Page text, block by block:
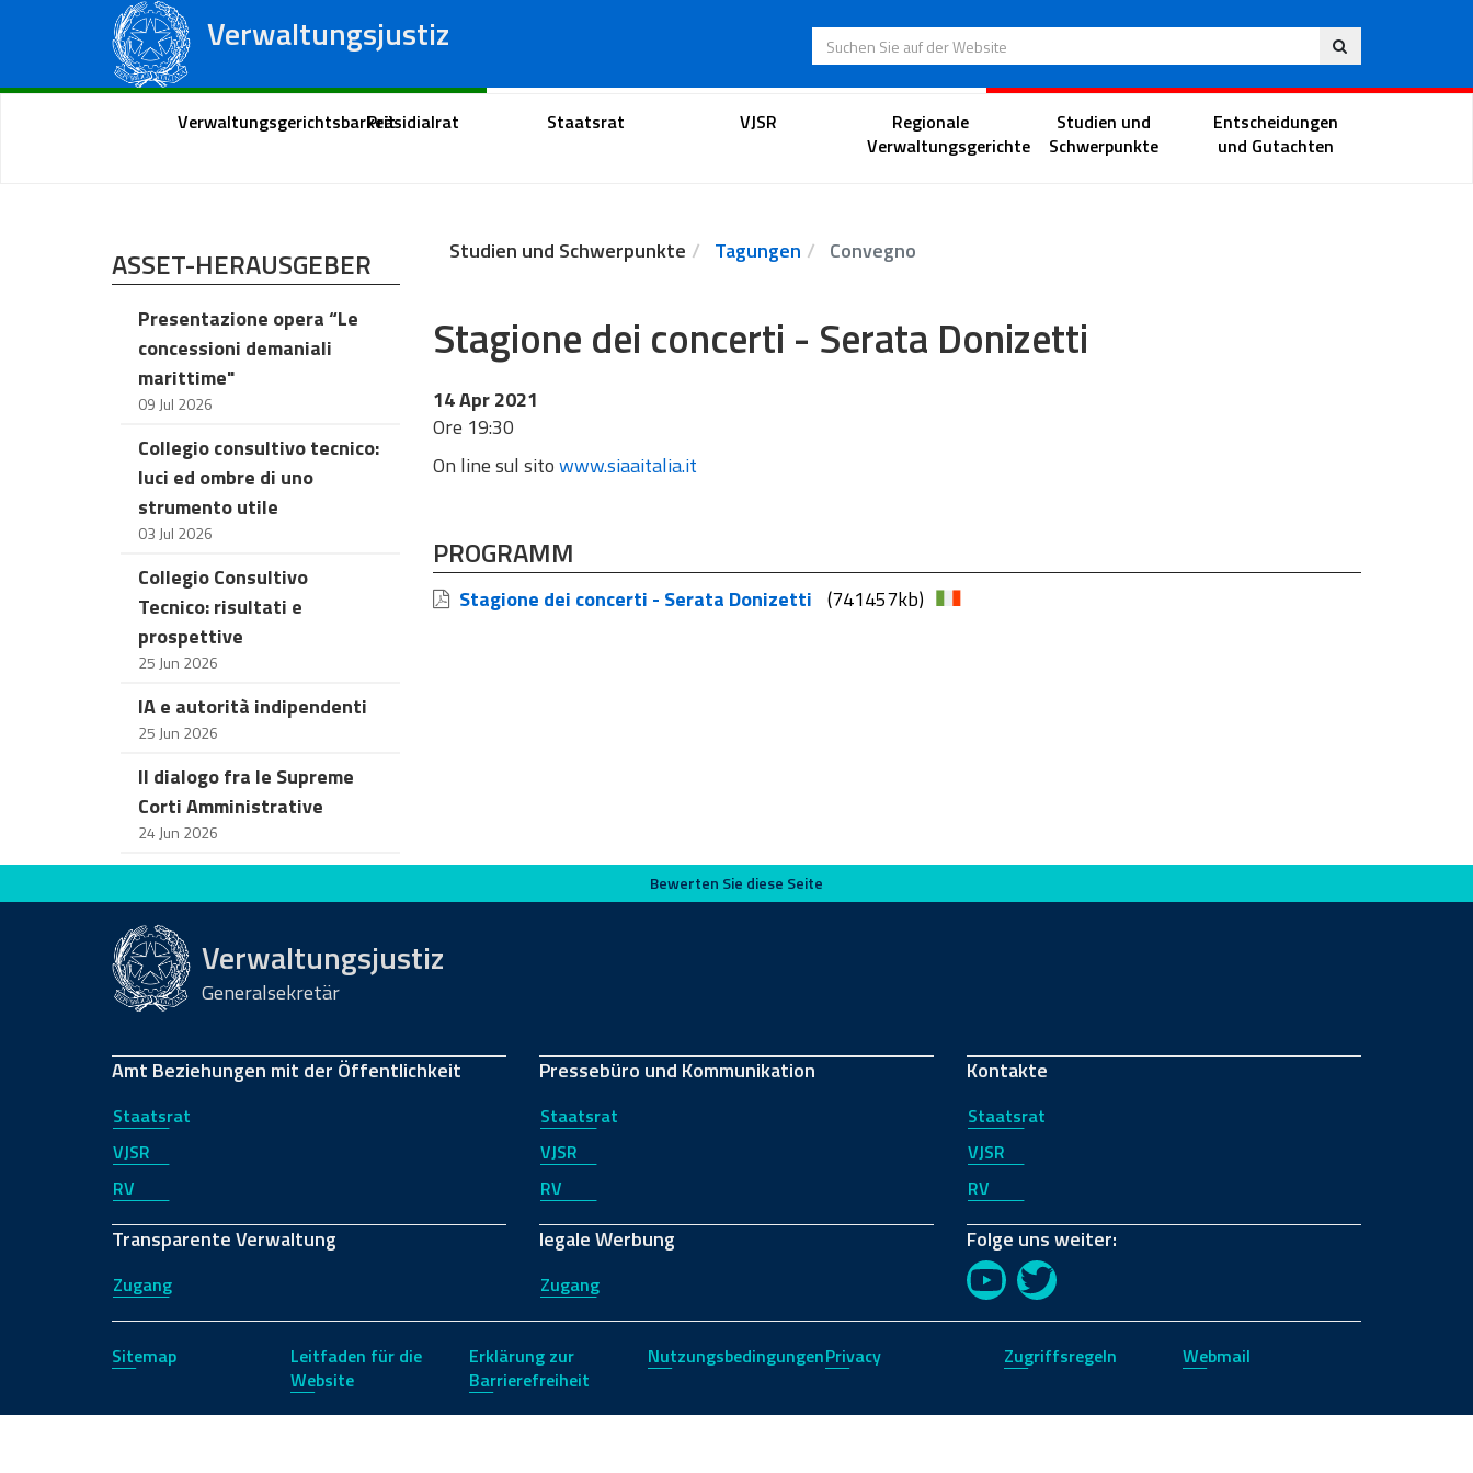
Verwaltungsjustiz
Regionale Verwaltungsgerichte
Deu
Suchen Sie auf der Website
Portal des Bürgers Anwaltsportal Richterportal
VerwaltungsgerichtsbarkeitPräsidialrat Staatsrat VJSR
Regionale
Verwaltungsgerichte
Studien und
Schwerpunkte
Entscheidungen
und Gutachten
ASSET-HERAUSGEBER
Presentazione opera “Le
concessioni demaniali
marittime"
09 Jul 2026
Collegio consultivo tecnico:
luci ed ombre di uno
strumento utile
03 Jul 2026
Collegio Consultivo
Tecnico: risultati e
prospettive
25 Jun 2026
IA e autorità indipendenti
25 Jun 2026
Il dialogo fra le Supreme
Corti Amministrative
24 Jun 2026
Studien und Schwerpunkte Tagungen Convegno
Stagione dei concerti - Serata Donizetti
14 Apr 2021
Ore 19:30
On line sul sitowww.siaaitalia.it
PROGRAMM
Stagione dei concerti - Serata Donizetti (741457kb)
Bewerten Sie diese Seite Bewerten Sie diese Seite
Verwaltungsjustiz
Generalsekretär
Amt Beziehungen mit der Öffentlichkeit
Staatsrat
VJSR
RV
Transparente Verwaltung
Zugang
Pressebüro und Kommunikation
Staatsrat
VJSR
RV
legale Werbung
Zugang
Kontakte
Staatsrat
VJSR
RV
Folge uns weiter:
YouTubeTwitter
Sitemap
Leitfaden für die
Website
Erklärung zur
Barrierefreiheit
NutzungsbedingungenPrivacy Zugriffsregeln Webmail